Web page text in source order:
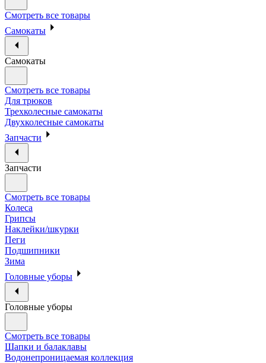
Смотреть все товары
Самокаты
Самокаты
Смотреть все товары
Для трюков
Трехколесные самокаты
Двухколесные самокаты
Запчасти
Запчасти
Смотреть все товары
Колеса
Грипсы
Наклейки/шкурки
Пеги
Подшипники
Зима
Головные уборы
Головные уборы
Смотреть все товары
Шапки и балаклавы
Водонепроницаемая коллекция